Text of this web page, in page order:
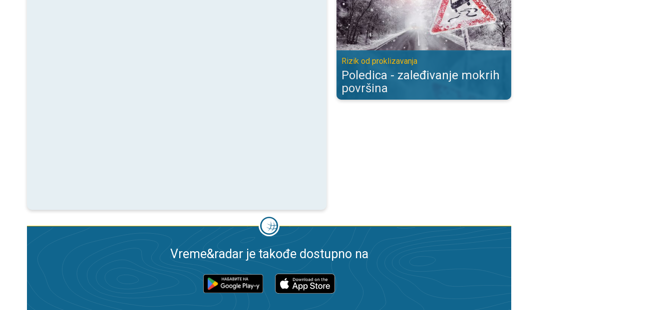
Rizik od proklizavanja
Poledica - zaleđivanje mokrih
površina
Vreme&radar je takođe dostupno na